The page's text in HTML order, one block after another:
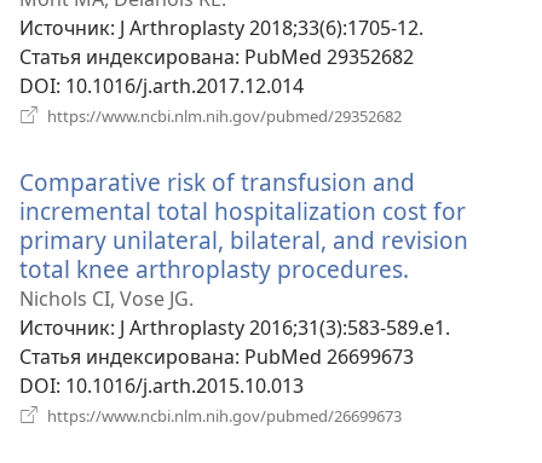
окне)
Источник‎: J Arthroplasty 2018;33(6):1705-12.
Статья индексирована‎: PubMed 29352682
DOI‎: 10.1016/j.arth.2017.12.014
https://www.ncbi.nlm.nih.gov/pubmed/29352682
окне)
Comparative risk of transfusion and
incremental total hospitalization cost for
primary unilateral, bilateral, and revision
total knee arthroplasty procedures.
новом
окне)
Nichols CI, Vose JG.
Источник‎: J Arthroplasty 2016;31(3):583-589.e1.
Статья индексирована‎: PubMed 26699673
DOI‎: 10.1016/j.arth.2015.10.013
https://www.ncbi.nlm.nih.gov/pubmed/26699673